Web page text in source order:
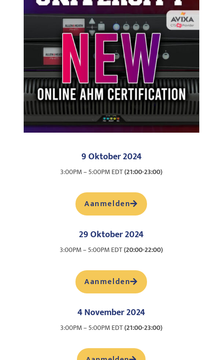
9 Oktober 2024
3:00PM – 5:00PM EDT(21:00-23:00)
Aanmelden
29 Oktober 2024
3:00PM – 5:00PM EDT(20:00-22:00)
Aanmelden
4 November 2024
3:00PM – 5:00PM EDT(21:00-23:00)